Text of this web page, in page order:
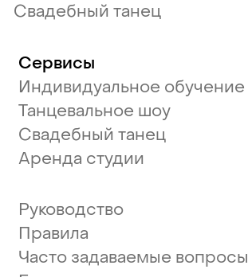
Свадебный танец
Сервисы
Индивидуальное обучение
Танцевальное шоу
Свадебный танец
Аренда студии
Руководство
Правила
Часто задаваемые вопросы